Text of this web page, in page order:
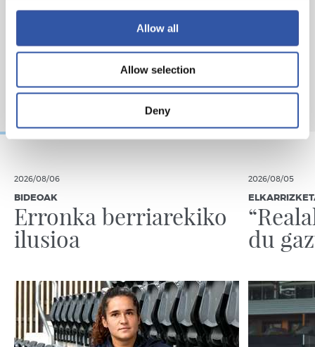
Allow all
Allow selection
Deny
2026/08/06
BIDEOAK
Erronka berriarekiko
ilusioa
2026/08/05
du